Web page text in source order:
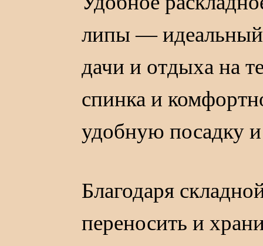
липы — идеальный
дачи и отдыха на
спинка и
удобную посадку и
Благодаря
переносить и